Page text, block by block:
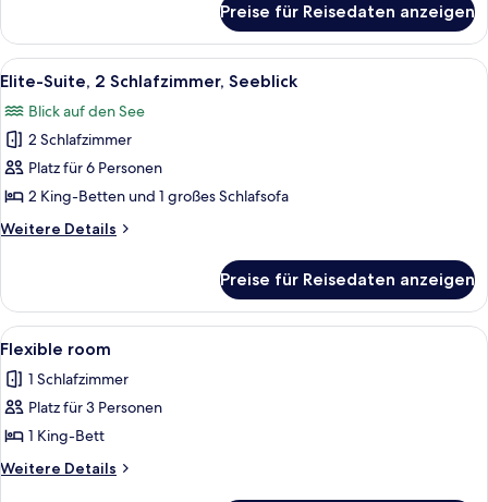
Seeblick
anzeigen
Suite,
Schlafzimmer,
Pool,
Seeblick
Preise für Reisedaten anzeigen
Alle
Fotos
für
Elite-
Suite,
2 Schlafzimmer,
Seeblick
anzeigen
Eine moderne Küche mit einem
9
Elite-Suite, 2 Schlafzimmer, Seeblick
Blick auf den See
2 Schlafzimmer
Platz für 6 Personen
2 King-Betten und 1 großes Schlafsofa
Weitere Details
Weitere
Suite,
2 Schlafzimmer,
Seeblick
Preise für Reisedaten anzeigen
Alle
Fotos
für
Flexible
room
anzeigen
Eine Holzterrasse mit Pool im
2
Flexible room
1 Schlafzimmer
Platz für 3 Personen
1 King-Bett
Weitere Details
Weitere